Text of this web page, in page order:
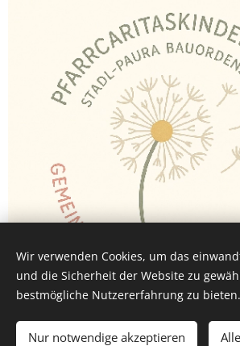
Wir verwenden Cookies, um das
und die Sicherheit der Website zu
bestmögliche Nutzererfahrung zu bieten.
Nur notwendige akzeptieren